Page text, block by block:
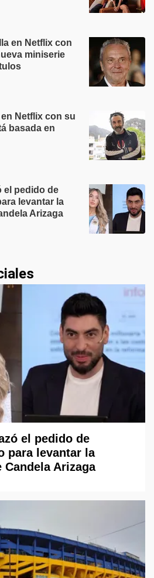
en Netflix con
miniserie
Netflix con su
basada en
el pedido de
levantar la
Arizaga
el pedido de
para levantar la
Arizaga